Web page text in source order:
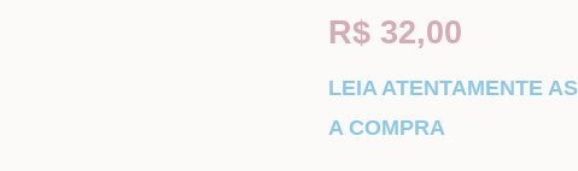
R$ 32,00
LEIA ATENTAMENTE
A COMPRA
de